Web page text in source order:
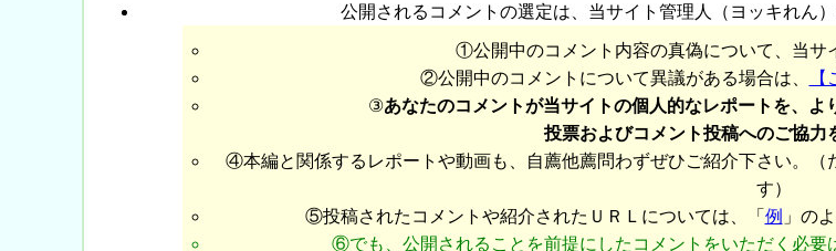
公開されるコメントの選定は、当サイト管理人（ヨッキれん
①公開中のコメント内容の真偽について、当サ
②公開中のコメントについて異議がある場合は、
③あなたのコメントが当サイトの個人的なレポートを、よ
投票およびコメント投稿へのご協力
④本編と関係するレポートや動画も、自薦他薦問わずぜひご紹介下さい。
す）
⑤投稿されたコメントや紹介されたＵＲＬについては、「 例 」の
⑥でも、公開されることを前提にしたコメントをいただく必要